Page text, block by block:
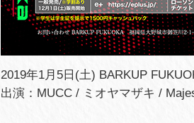
2019年1月5日(土) BARKUP
出演：MUCC / ミオヤマザキ /